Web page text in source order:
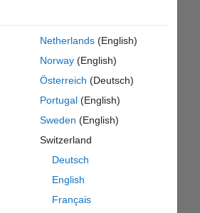
Netherlands(English)
Norway(English)
Österreich (Deutsch)
Portugal(English)
Sweden (English)
Switzerland
Deutsch
English
Français